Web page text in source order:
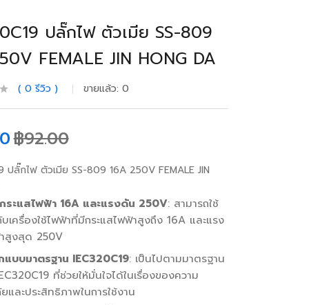
ปลั๊กไฟ ตัวเมีย SS-809
FEMALE JIN HONG DA
0 รีวิว ขายแล้ว: 0
฿92.00
ปลั๊กไฟ ตัวเมีย SS-809 16A 250V FEMALE JIN
ระแสไฟฟ้า 16A และแรงดัน 250V: สามารถใช้
เครื่องใช้ไฟฟ้าที่มีกระแสไฟฟ้าสูงถึง 16A และแรง
สูงสุด 250V
แบบมาตรฐาน IEC320C19: เป็นไปตามมาตรฐาน
ที่ช่วยให้มั่นใจได้ในเรื่องของความ
ละประสิทธิภาพในการใช้งาน